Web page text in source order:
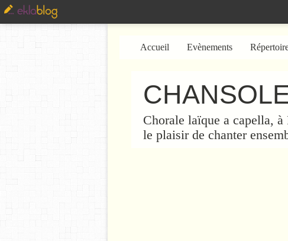
Chorale laïque a capella,
le plaisir de chanter
Accueil Evènements